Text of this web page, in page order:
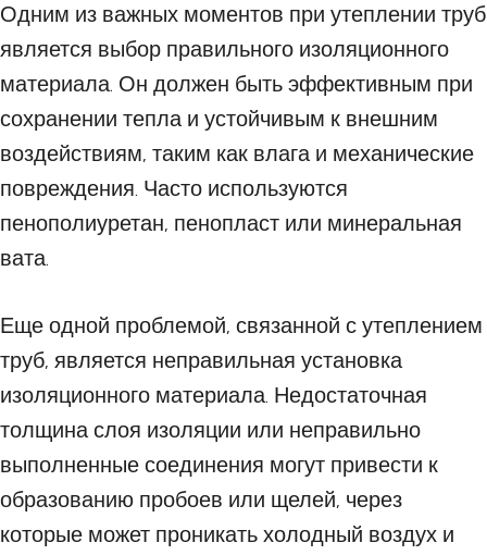
Одним из важных моментов при утеплении труб
является выбор правильного изоляционного
материала. Он должен быть эффективным при
сохранении тепла и устойчивым к внешним
воздействиям, таким как влага и механические
повреждения. Часто используются
пенополиуретан, пенопласт или минеральная
вата.
Еще одной проблемой, связанной с утеплением
труб, является неправильная установка
изоляционного материала. Недостаточная
толщина слоя изоляции или неправильно
выполненные соединения могут привести к
образованию пробоев или щелей, через
которые может проникать холодный воздух и